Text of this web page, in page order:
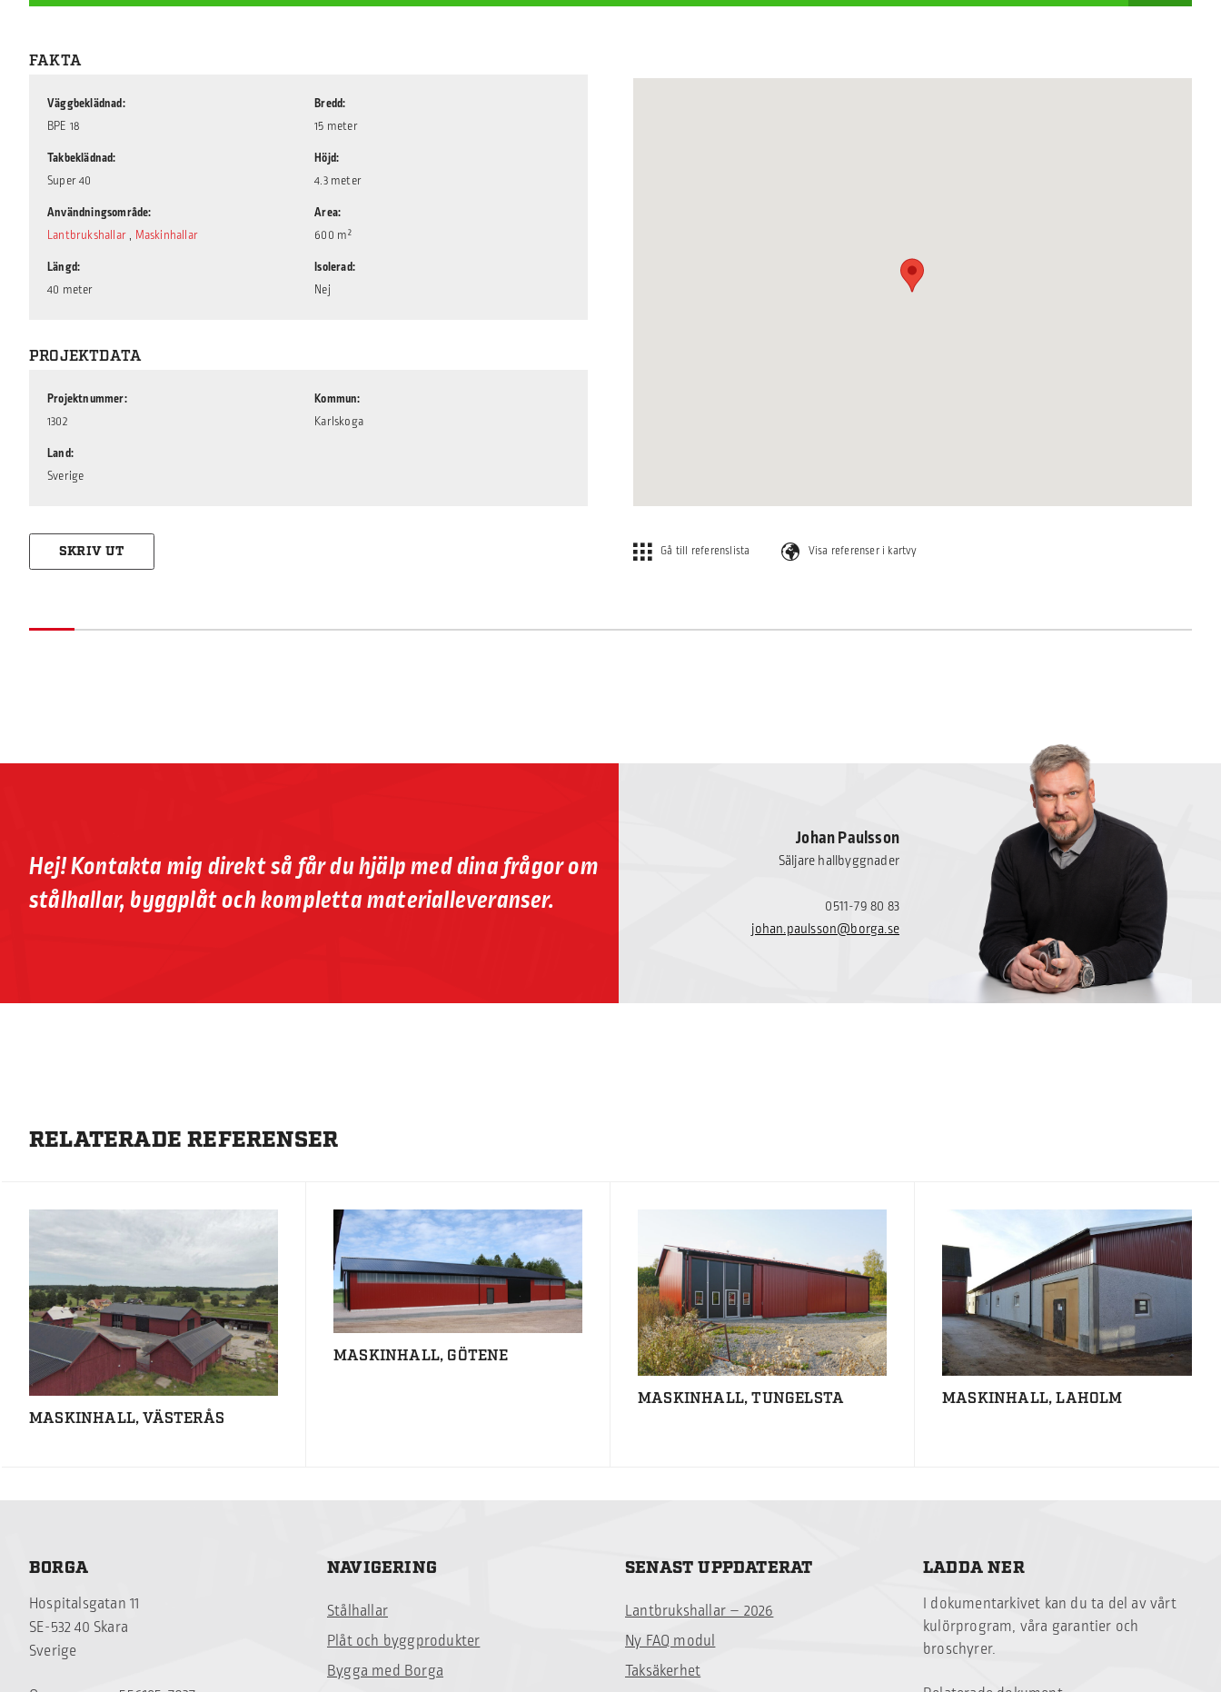
FAKTA
Väggbeklädnad
BPE 18
Takbeklädnad
Super 40
Användningsområde
Lantbrukshallar , Maskinhallar
Längd
40 meter
Bredd
15 meter
Höjd
4.3 meter
Area
600 m²
Isolerad
Nej
PROJEKTDATA
Projektnummer
1302
Land
Sverige
Kommun
Karlskoga
SKRIV UT Gå till referenslista Visa referenser i kartvy
Johan Paulsson
Säljare hallbyggnader
0511-79 80 83
johan.paulsson@borga.se
Hej! Kontakta mig direkt så får du hjälp med dina frågor om
stålhallar, byggplåt och kompletta materialleveranser.
RELATERADE REFERENSER
MASKINHALL, VÄSTERÅS
MASKINHALL, GÖTENE
MASKINHALL, TUNGELSTA MASKINHALL, LAHOLM
BORGA
Hospitalsgatan 11
SE-532 40 Skara
Sverige
NAVIGERING
Stålhallar
Plåt och byggprodukter
Bygga med Borga
SENAST UPPDATERAT
Lantbrukshallar – 2026
Ny FAQ modul
Taksäkerhet
LADDA NER
I dokumentarkivet kan du ta del av vårt
kulörprogram, våra garantier och
broschyrer.